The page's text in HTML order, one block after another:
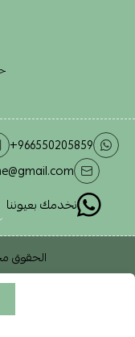
+966550205859
الحقوق
نخدمك بعيوننا